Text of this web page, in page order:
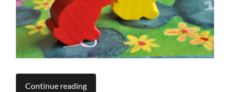
Continue reading